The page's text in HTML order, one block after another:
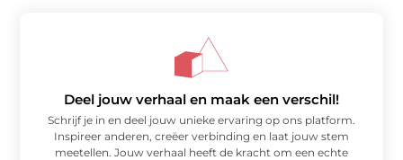
Deel jouw verhaal en maak een verschil!
Schrijf je in en deel jouw unieke ervaring op ons platform.
Inspireer anderen, creëer verbinding en laat jouw stem
meetellen. Jouw verhaal heeft de kracht om een echte